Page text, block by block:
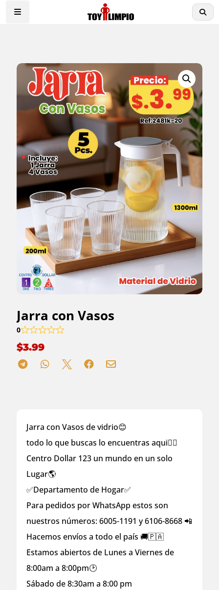
Jarra con Vasos
0
$3.99
    
Jarra con Vasos de vidrio😊
todo lo que buscas lo encuentras aqui👇🏻
Centro Dollar 123 un mundo en un solo
Lugar🌎
✅Departamento de Hogar✅
Para pedidos por WhatsApp estos son
nuestros números: 6005-1191 y 6106-8668 📲
Hacemos envíos a todo el país 🚚🇵🇦
Estamos abiertos de Lunes a Viernes de
8:00am a 8:00pm🕑
Sábado de 8:30am a 8:00 pm